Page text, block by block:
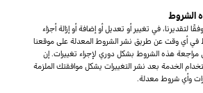
لتقديرنا، في تغيير أو تعديل أو إضافة أو إزالة أجزاء
أي وقت عن طريق نشر الشروط المعدلة على موقعنا
مراجعة هذه الشروط بشكل دوري لإجراء تغييرات. إن
الخدمة بعد نشر التغييرات يشكل موافقتك الملزمة
وأي شروط معدلة.